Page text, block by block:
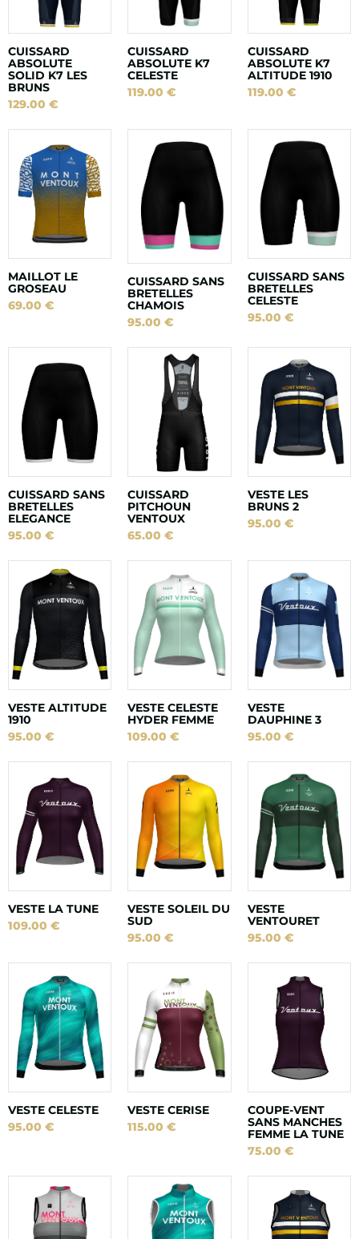
CUISSARD
ABSOLUTE
SOLID K7 LES
BRUNS
129.00 €
CUISSARD
ABSOLUTE K7
CELESTE
119.00€
CUISSARD
ABSOLUTE K7
ALTITUDE 1910
119.00 €
MAILLOT LE
GROSEAU
69.00 €
CUISSARD SANS
BRETELLES
CHAMOIS
95.00€
CUISSARD SANS
BRETELLES
CELESTE
95.00 €
CUISSARD SANS
BRETELLES
ELEGANCE
95.00 €
CUISSARD
PITCHOUN
VENTOUX
65.00€
VESTE LES
BRUNS 2
95.00 €
VESTE ALTITUDE
1910
95.00 €
VESTE CELESTE
HYDER FEMME
109.00€
VESTE
DAUPHINE 3
95.00 €
VESTE LA TUNE
109.00 €
VESTE SOLEIL DU
SUD
95.00€
VESTE
VENTOURET
95.00 €
VESTE CELESTE
95.00 €
VESTE CERISE
115.00€
COUPE-VENT
SANS MANCHES
FEMME LA TUNE
75.00 €